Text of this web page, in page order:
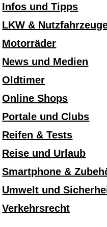
Infos und Tipps
LKW &
Motorräder
News und Medien
Oldtimer
Online Shops
Portale und Clubs
Reifen & Tests
Reise und Urlaub
Smartphone &
Umwelt und
Verkehrsrecht